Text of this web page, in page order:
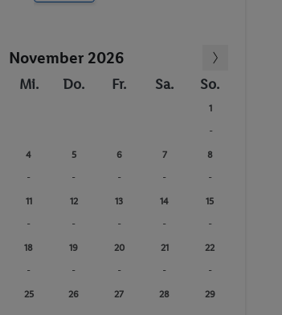
November 2026
Mi. Do. Fr. Sa. So.
1
-
4
-
5
-
6
-
7
-
8
-
11
-
12
-
13
-
14
-
15
-
18
-
19
-
20
-
21
-
22
-
25 26 27 28 29